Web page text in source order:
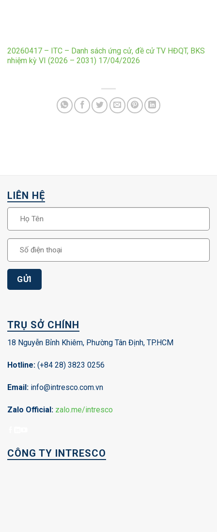
20260417 – ITC – Danh sách ứng cử, đề cử TV HĐQT, BKS
nhiệm kỳ VI (2026 – 2031) 17/04/2026
LIÊN HỆ
TRỤ SỞ CHÍNH
18 Nguyễn Bỉnh Khiêm, Phường Tân Định, TP.HCM
Hotline: (+84 28) 3823 0256
Email: info@intresco.com.vn
Zalo Official: zalo.me/intresco
CÔNG TY INTRESCO